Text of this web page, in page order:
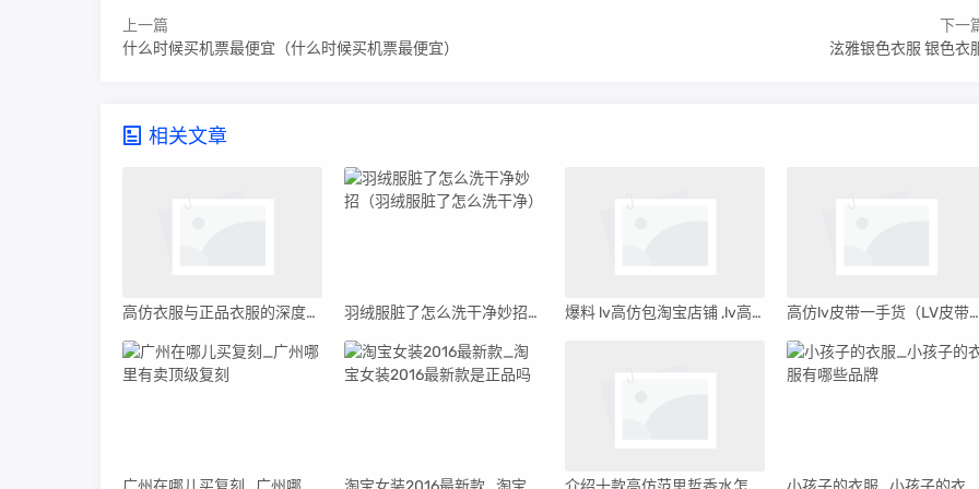
上一篇
什么时候买机票最便宜（什么时候买机票最便宜）
下一
泫雅银色衣服 银色衣
相关文章
高仿衣服与正品衣服的深度解析，差异、品质及价值 羽绒服脏了怎么洗干净妙招（羽绒服脏了怎么洗干净） 爆料 lv高仿包淘宝店铺 ,lv高仿货源 高仿lv皮带一手货（LV皮带高仿批发价格）